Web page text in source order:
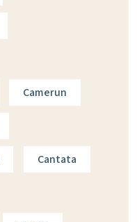
Camerun
Cantata